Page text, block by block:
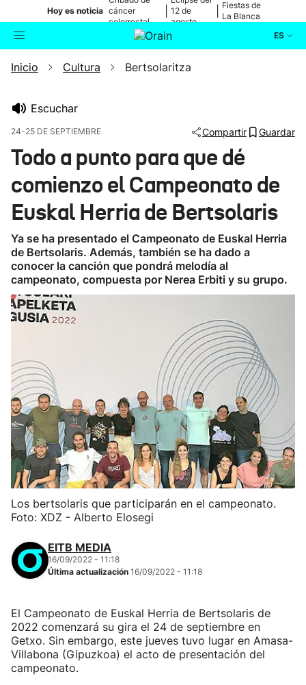
Hoy es noticia cáncer
colorrectal
12 de
agosto
Fiestas de
La Blanca
ES
Buscador Actualidad
Ikusmiran
Eguraldia
Inicio Cultura Bertsolaritza
Escuchar
24-25 DE SEPTIEMBRE Compartir Guardar
Todo a punto para que dé
comienzo el Campeonato de
Euskal Herria de Bertsolaris
Ya se ha presentado el Campeonato de Euskal Herria
de Bertsolaris. Además, también se ha dado a
conocer la canción que pondrá melodía al
campeonato, compuesta por Nerea Erbiti y su grupo.
Los bertsolaris que participarán en el campeonato.
Foto: XDZ - Alberto Elosegi
EITB MEDIA
16/09/2022 - 11:18
Última actualización 16/09/2022 - 11:18
El Campeonato de Euskal Herria de Bertsolaris de
2022 comenzará su gira el 24 de septiembre en
Getxo. Sin embargo, este jueves tuvo lugar en Amasa-
Villabona (Gipuzkoa) el acto de presentación del
campeonato.